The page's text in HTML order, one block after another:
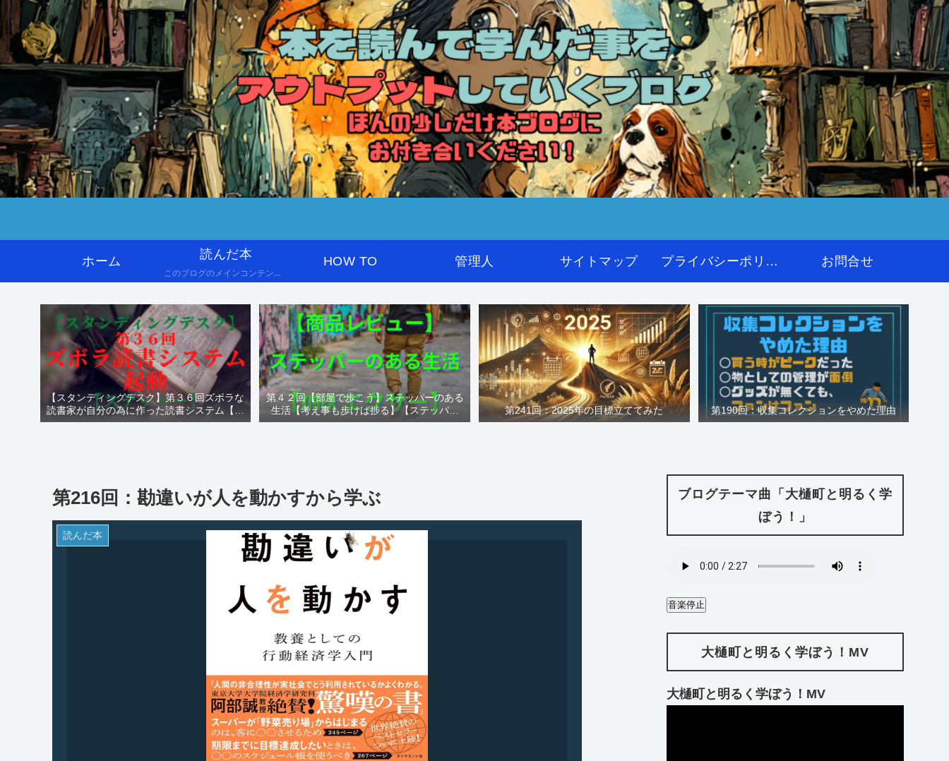
ホーム
読んだ本
このブログのメインコンテンツです
HOW TO 管理人 サイトマップ プライバシーポリシー お問合せ
【スタンディングデスク】第３６回ズボラな
読書家が自分の為に作った読書システム【ス
テッパー】
第４２回【部屋で歩こう】ステッパーのある
生活【考え事も歩けば捗る】【ステッパー
Xiser エクサー】
第241回：2025年の目標立ててみた 第190回：収集コレクションをやめた理由
第216回：勘違いが人を動かすから学ぶ
読んだ本
ブログテーマ曲「大樋町と明るく学
ぼう！」
音楽停止
大樋町と明るく学ぼう！MV
大樋町と明るく学ぼう！MV